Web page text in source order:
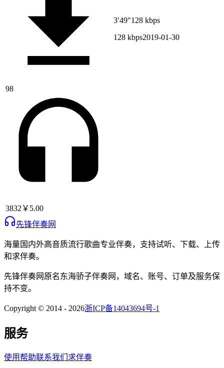
98
3832 ￥5.00
3′49″128 kbps
128 kbps2019-01-30
先锋伴奏网
海量国内外高音质流行歌曲专业伴奏，支持试听、下载、上传
和求伴奏。
先锋伴奏网 原名东海骄子伴奏网 ，域名、账号、订单及服务保
持不变。
Copyright © 2014 - 2026浙ICP备14043694号-1
服务
使用帮助联系我们 求伴奏